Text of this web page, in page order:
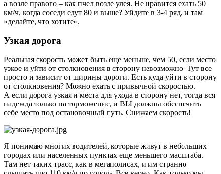
а возле правого – как пчел возле улея. Не нравится ехать 50
км/ч, когда соседи едут 80 и выше? Уйдите в 3-4 ряд, и там
«делайте, что хотите».
Узкая дорога
Реальная скорость может быть еще меньше, чем 50, если место
узкое и уйти от столкновения в сторону невозможно. Тут все
просто и зависит от ширины дороги. Есть куда уйти в сторону
от столкновения? Можно ехать с привычной скоростью.
А если дорога узкая и места для ухода в сторону нет, тогда вся
надежда только на торможение, и ВЫ должны обеспечить
себе место под остановочный путь. Снижаем скорость!
Я понимаю многих водителей, которые живут в небольших
городах или населенных пунктах еще меньшего масштаба.
Там нет таких трасс, как в мегаполисах, и им странно